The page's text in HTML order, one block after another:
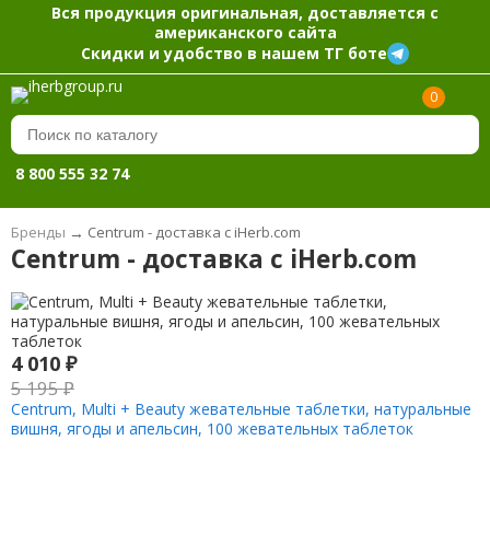
Вся продукция оригинальная, доставляется с
американского сайта
Скидки и удобство в нашем ТГ боте
0
8 800 555 32 74
Бренды → Centrum - доставка с iHerb.com
Centrum - доставка с iHerb.com
4 010 ₽
5 195₽
Centrum, Multi + Beauty жевательные таблетки, натуральные
вишня, ягоды и апельсин, 100 жевательных таблеток